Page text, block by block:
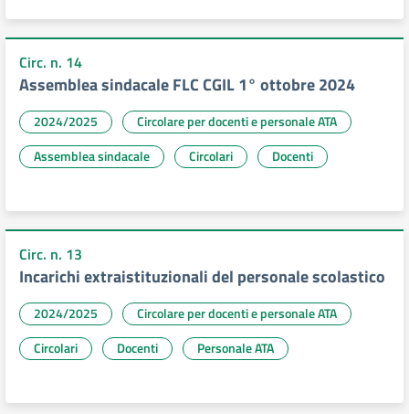
Circ. n. 14
Assemblea sindacale FLC CGIL 1° ottobre 2024
2024/2025
Circolare per docenti e personale ATA
Assemblea sindacale
Circolari Docenti
Circ. n. 13
Incarichi extraistituzionali del personale scolastico
2024/2025
Circolare per docenti e personale ATA
Circolari
Docenti Personale ATA